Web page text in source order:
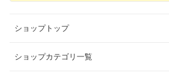
ショップトップ
ショップカテゴリ一覧